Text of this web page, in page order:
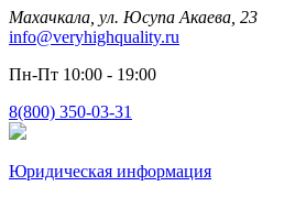
Махачкала, ул. Юсупа Акаева, 23
info@veryhighquality.ru
Пн-Пт 10:00 - 19:00
8(800) 350-03-31
Юридическая информация